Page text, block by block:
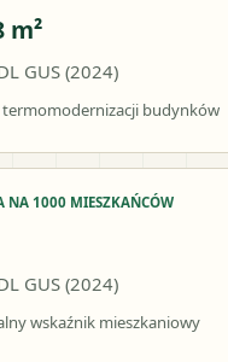
m²
GUS (2024)
termomodernizacji budynków
NA 1000 MIESZKAŃCÓW
GUS (2024)
wskaźnik mieszkaniowy